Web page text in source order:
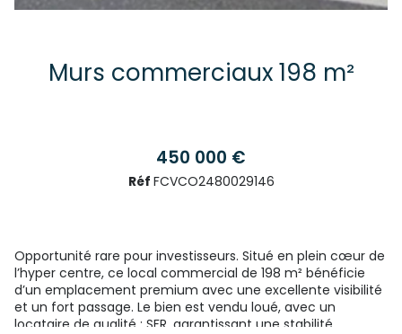
Murs commerciaux 198 m²
450 000 €
Réf FCVCO2480029146
Opportunité rare pour investisseurs. Situé en plein cœur de
l’hyper centre, ce local commercial de 198 m² bénéficie
d’un emplacement premium avec une excellente visibilité
et un fort passage. Le bien est vendu loué, avec un
locataire de qualité : SFR , garantissant une stabilité